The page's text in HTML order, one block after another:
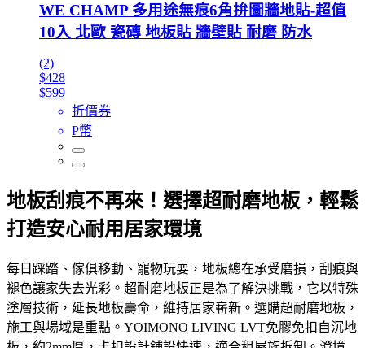
WE CHAMP 多用途無痕6角拚圖牆地貼-超值
10入 北歐 瓷磚 地板貼 牆壁貼 耐磨 防水
(2)
$428
$599
折價券
P幣
地板刮痕不再來！選擇超耐磨地板，輕鬆
打造安心耐用居家環境
每日踩踏、傢俱移動、寵物玩耍，地板總在承受磨損，刮痕與
褪色讓家失去光彩。超耐磨地板正是為了解決挑戰，它以特殊
塗層技術，延長地板壽命，維持居家嶄新。選購超耐磨地板，
施工與場域是重點。YOIMONO LIVING LVT免膠免扣自沉地